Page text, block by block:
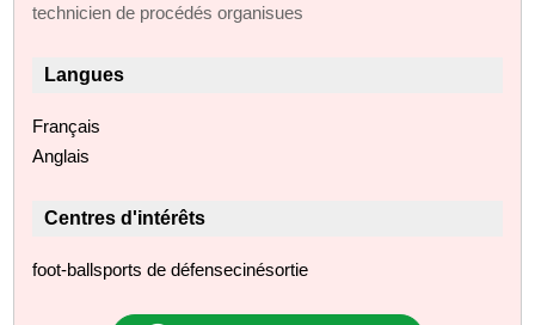
technicien de procédés organisues
Langues
Français
Anglais
Centres d'intérêts
foot-ballsports de défensecinésortie